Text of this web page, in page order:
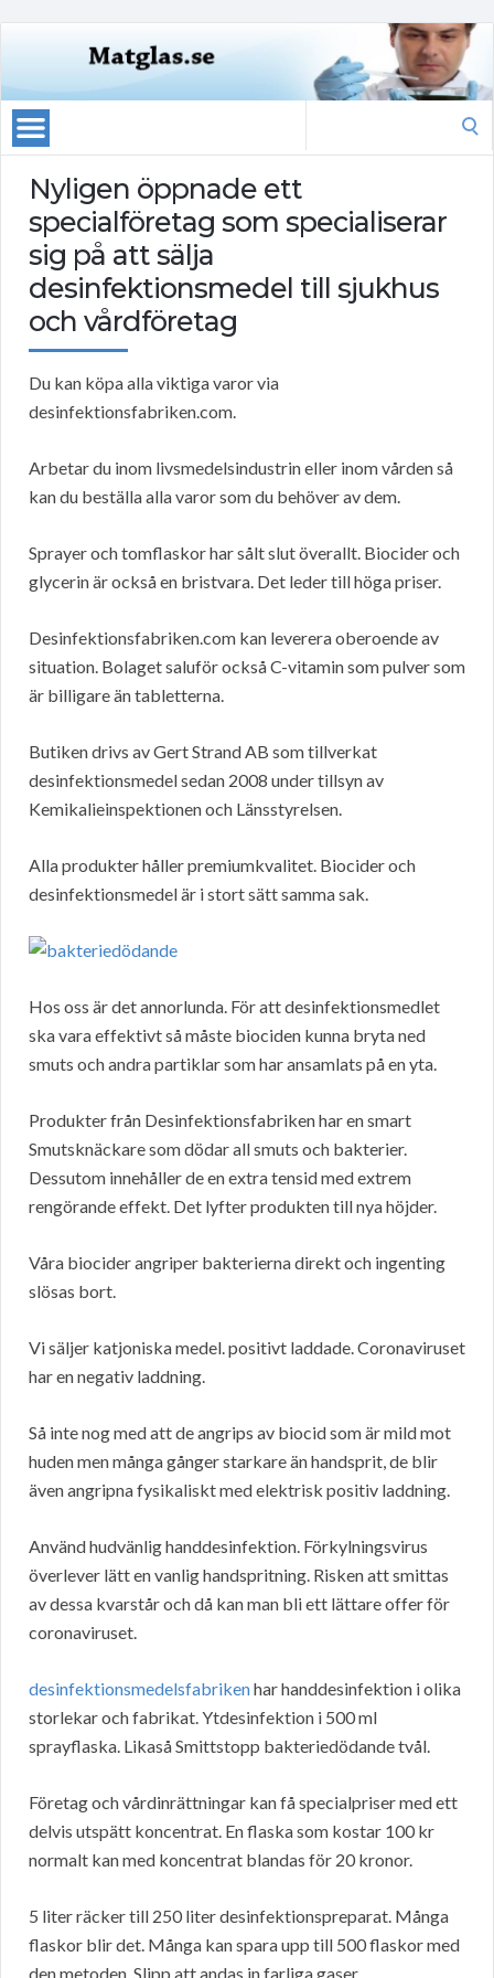
Nyligen öppnade ett
specialföretag som specialiserar
sig på att sälja
desinfektionsmedel till sjukhus
och vårdföretag
Du kan köpa alla viktiga varor via
desinfektionsfabriken.com.
Arbetar du inom livsmedelsindustrin eller inom vården så
kan du beställa alla varor som du behöver av dem.
Sprayer och tomflaskor har sålt slut överallt. Biocider och
glycerin är också en bristvara. Det leder till höga priser.
Desinfektionsfabriken.com kan leverera oberoende av
situation. Bolaget saluför också C-vitamin som pulver som
är billigare än tabletterna.
Butiken drivs av Gert Strand AB som tillverkat
desinfektionsmedel sedan 2008 under tillsyn av
Kemikalieinspektionen och Länsstyrelsen.
Alla produkter håller premiumkvalitet. Biocider och
desinfektionsmedel är i stort sätt samma sak.
Hos oss är det annorlunda. För att desinfektionsmedlet
ska vara effektivt så måste biociden kunna bryta ned
smuts och andra partiklar som har ansamlats på en yta.
Produkter från Desinfektionsfabriken har en smart
Smutsknäckare som dödar all smuts och bakterier.
Dessutom innehåller de en extra tensid med extrem
rengörande effekt. Det lyfter produkten till nya höjder.
Våra biocider angriper bakterierna direkt och ingenting
slösas bort.
Vi säljer katjoniska medel. positivt laddade. Coronaviruset
har en negativ laddning.
Så inte nog med att de angrips av biocid som är mild mot
huden men många gånger starkare än handsprit, de blir
även angripna fysikaliskt med elektrisk positiv laddning.
Använd hudvänlig handdesinfektion. Förkylningsvirus
överlever lätt en vanlig handspritning. Risken att smittas
av dessa kvarstår och då kan man bli ett lättare offer för
coronaviruset.
desinfektionsmedelsfabrikenhar handdesinfektion i olika
storlekar och fabrikat. Ytdesinfektion i 500 ml
sprayflaska. Likaså Smittstopp bakteriedödande tvål.
Företag och vårdinrättningar kan få specialpriser med ett
delvis utspätt koncentrat. En flaska som kostar 100 kr
normalt kan med koncentrat blandas för 20 kronor.
5 liter räcker till 250 liter desinfektionspreparat. Många
flaskor blir det. Många kan spara upp till 500 flaskor med
den metoden. Slipp att andas in farliga gaser.